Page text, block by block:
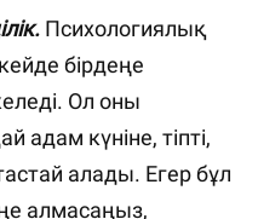
Психологиялық
бірдеңе
Ол оны
күніне, тіпті,
алады. Егер бұл
алмасаңыз,